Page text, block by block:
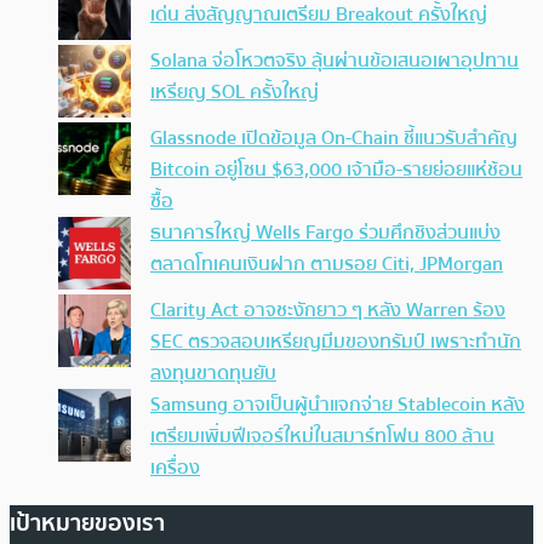
เด่น ส่งสัญญาณเตรียม Breakout ครั้งใหญ่
Solana จ่อโหวตจริง ลุ้นผ่านข้อเสนอเผาอุปทาน
เหรียญ SOL ครั้งใหญ่
Glassnode เปิดข้อมูล On-Chain ชี้แนวรับสำคัญ
Bitcoin อยู่โซน $63,000 เจ้ามือ-รายย่อยแห่ช้อน
ซื้อ
ธนาคารใหญ่ Wells Fargo ร่วมศึกชิงส่วนแบ่ง
ตลาดโทเคนเงินฝาก ตามรอย Citi, JPMorgan
Clarity Act อาจชะงักยาว ๆ หลัง Warren ร้อง
SEC ตรวจสอบเหรียญมีมของทรัมป์ เพราะทำนัก
ลงทุนขาดทุนยับ
Samsung อาจเป็นผู้นำแจกจ่าย Stablecoin หลัง
เตรียมเพิ่มฟีเจอร์ใหม่ในสมาร์ทโฟน 800 ล้าน
เครื่อง
เป้าหมายของเรา